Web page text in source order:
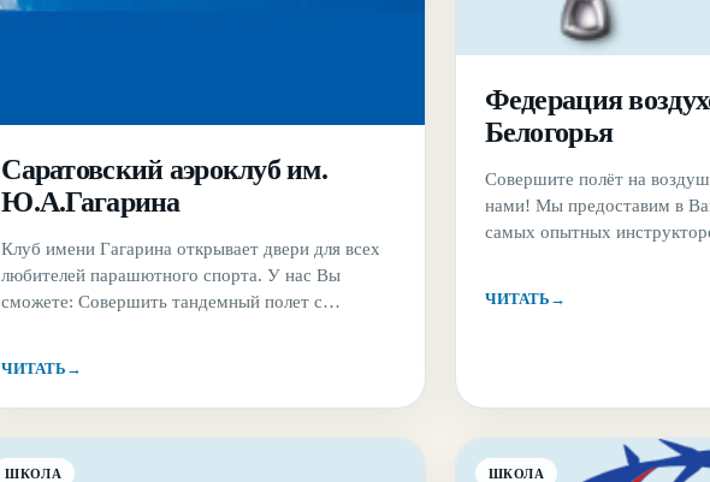
Саратовский аэроклуб им.
Ю.А.Гагарина
Клуб имени Гагарина открывает двери для всех
любителей парашютного спорта. У нас Вы
сможете: Совершить тандемный полет с
метров (при наличии подготовки и документов,
ее заверяющих).
ЧИТАТЬ →
Федерация
Белогорья
Совершите полёт на
нами! Мы предоставим в
самых опытных
Хотите, чтобы после полета
ЧИТАТЬ →
ШКОЛА ШКОЛА